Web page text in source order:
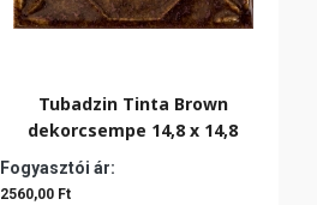
Tubadzin Tinta Brown
dekorcsempe 14,8 x 14,8
Fogyasztói ár:
2560,00 Ft